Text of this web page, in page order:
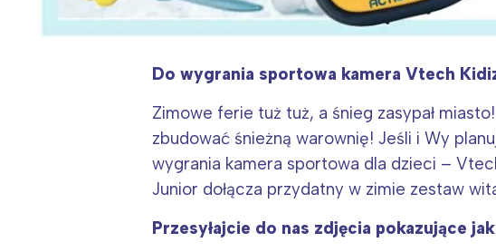
Do wygrania sportowa kamera Vtech
Zimowe ferie tuż tuż, a śnieg zasypał
zbudować śnieżną warownię! Jeśli i Wy
wygrania kamera sportowa dla dzieci –
Junior dołącza przydatny w zimie zestaw
Przesyłajcie do nas zdjęcia pokazujące